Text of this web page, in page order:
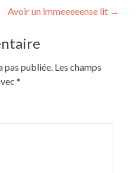
Avoir un immeeeeense lit →
pas publiée. Les champs
*